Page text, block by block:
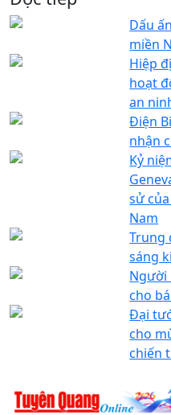
Dấu
miền
Hiệp
hoạt
an
Điện
nhận
Kỷ
sử
Nam
Trung
sáng
Người
cho
Đại
cho
chiến